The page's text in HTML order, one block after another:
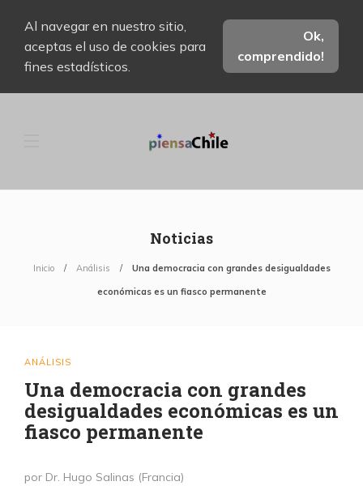
Al navegar en nuestro sitio,
aceptas el uso de cookies para
fines estadísticos.
Ok,
comprendido!
Noticias
Inicio Análisis Una democracia con grandes desigualdades
económicas es un fiasco permanente
ANÁLISIS
Una democracia con grandes
desigualdades económicas es un
fiasco permanente
por Dr. Hugo Salinas (Francia)